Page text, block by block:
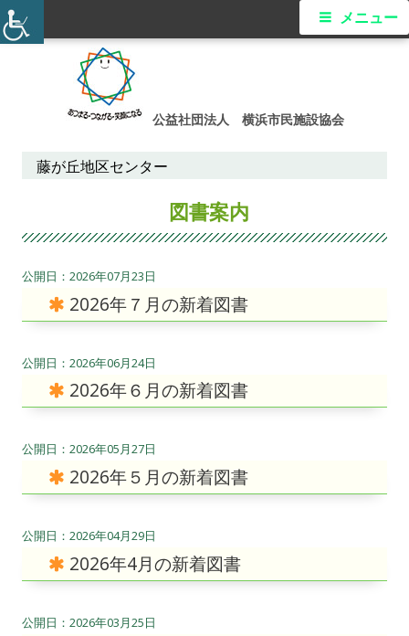
公益社団法人 横浜市民施設協会
メ
メニュー
藤が丘地区センター
カ
テ
リ
ー:
図書案内
2026年07月23日
2026年７月の新着図書
2026年06月24日
2026年６月の新着図書
2026年05月27日
2026年５月の新着図書
2026年04月29日
2026年4月の新着図書
2026年03月25日